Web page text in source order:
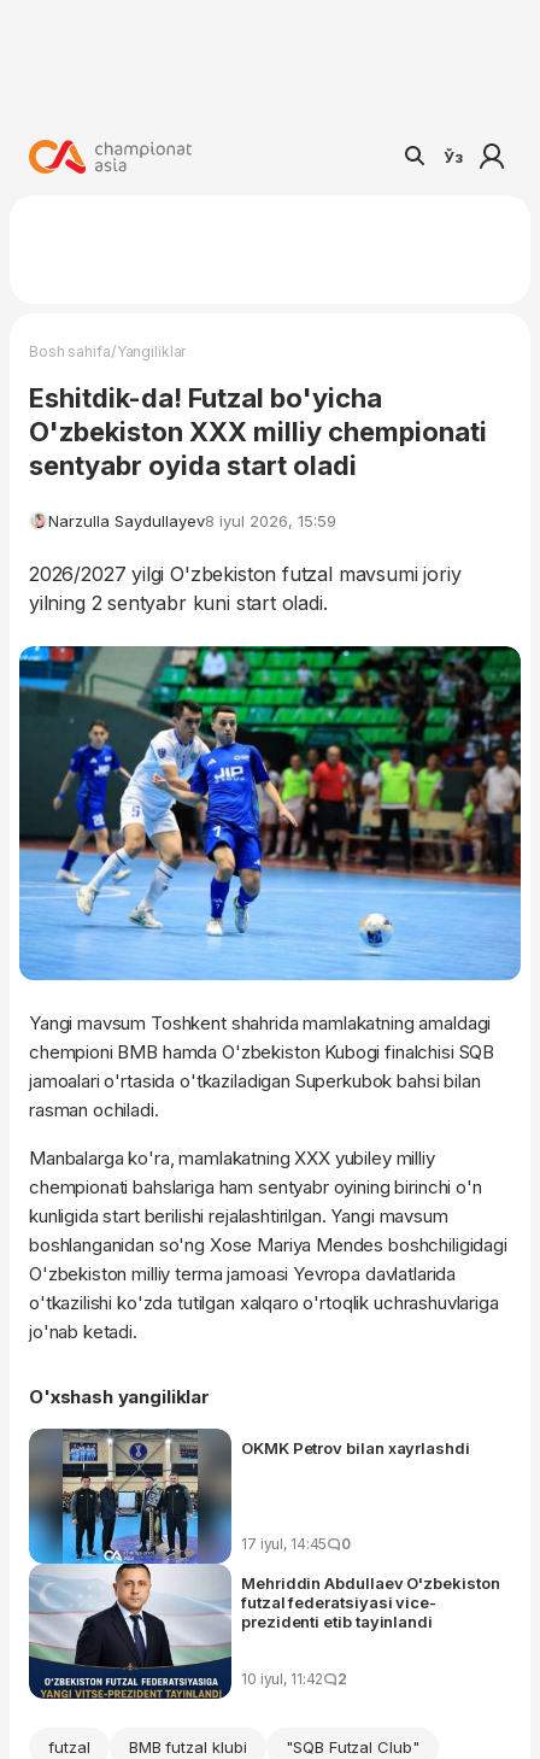
Ўз
Bosh sahifa/Yangiliklar
Eshitdik-da! Futzal bo'yicha
O'zbekiston XXX milliy chempionati
sentyabr oyida start oladi
Narzulla Saydullayev8 iyul 2026, 15:59
2026/2027 yilgi O'zbekiston futzal mavsumi joriy
yilning 2 sentyabr kuni start oladi.
Yangi mavsum Toshkent shahrida mamlakatning amaldagi
chempioni BMB hamda O'zbekiston Kubogi finalchisi SQB
jamoalari o'rtasida o'tkaziladigan Superkubok bahsi bilan
rasman ochiladi.
Manbalarga ko'ra, mamlakatning XXX yubiley milliy
chempionati bahslariga ham sentyabr oyining birinchi o'n
kunligida start berilishi rejalashtirilgan. Yangi mavsum
boshlanganidan so'ng Xose Mariya Mendes boshchiligidagi
O'zbekiston milliy terma jamoasi Yevropa davlatlarida
o'tkazilishi ko'zda tutilgan xalqaro o'rtoqlik uchrashuvlariga
jo'nab ketadi.
O'xshash yangiliklar
OKMK Petrov bilan xayrlashdi
17 iyul, 14:45 0
Mehriddin Abdullaev O'zbekiston
futzal federatsiyasi vice-
prezidenti etib tayinlandi
10 iyul, 11:42 2
futzal BMB futzal klubi "SQB Futzal Club"